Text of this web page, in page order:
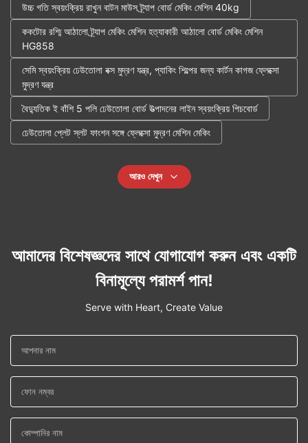
উচ্চ গতি স্বয়ংক্রিয় রাখুন বাটন মাউস ট্র্যাপ বোর্ড মেকিং মেশিন 40kg
ককটোর রশ্মি আঠালো ট্র্যাপ মেকিং মেশিন হত্যাকারী আঠালো বোর্ড মেকিং মেশিন
HG858
সেমি স্বয়ংক্রিয় ঢেউতোলা বক্স মুদ্রণ যন্ত্র, প্যাকিং শিল্পের জন্য কার্টন কাগজ ফ্লেক্সো
মুদ্রণ যন্ত্র
বৈদ্যুতিক ই বাঁশি 5 পলি ঢেউতোলা বোর্ড উত্পাদনের লাইন স্বয়ংক্রিয় পিচবোর্ড
ঢেউতোলা প্লেট স্লট ফাংশন সঙ্গে ফ্লেক্সো মুদ্রণ মেশিন মেকিং
আরও দেখুন
আমাদের বিশেষজ্ঞদের সাথে যোগাযোগ করুন এবং একটি
বিনামূল্যে পরামর্শ পান!
Serve with Heart, Create Value